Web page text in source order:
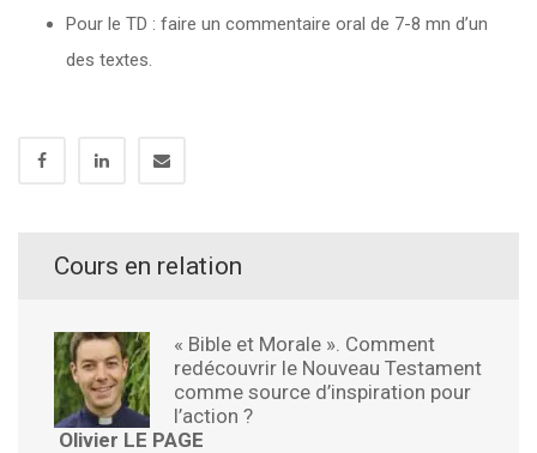
Pour le TD : faire un commentaire oral de 7-8 mn d’un
des textes.
Cours en relation
« Bible et Morale ». Comment
redécouvrir le Nouveau Testament
comme source d’inspiration pour
l’action ?
Olivier LE PAGE